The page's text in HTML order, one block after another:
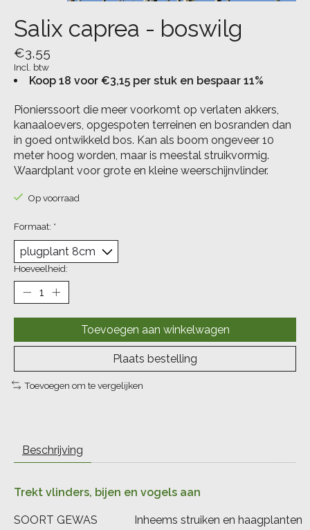
Salix caprea - boswilg
€3,55
Incl. btw
Koop 18 voor €3,15 per stuk en bespaar 11%
Pionierssoort die meer voorkomt op verlaten akkers,
kanaaloevers, opgespoten terreinen en bosranden dan
in goed ontwikkeld bos. Kan als boom ongeveer 10
meter hoog worden, maar is meestal struikvormig.
Waardplant voor grote en kleine weerschijnvlinder.
Op voorraad
Formaat: *
Hoeveelheid:
Toevoegen aan winkelwagen
Plaats bestelling
Toevoegen om te vergelijken
Beschrijving
Trekt vlinders, bijen en vogels aan
SOORT GEWAS
Inheems struiken en haagplanten